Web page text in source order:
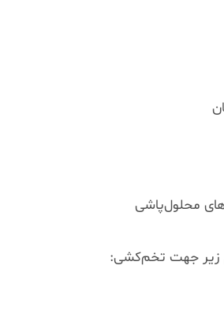
محلول‌پاشی